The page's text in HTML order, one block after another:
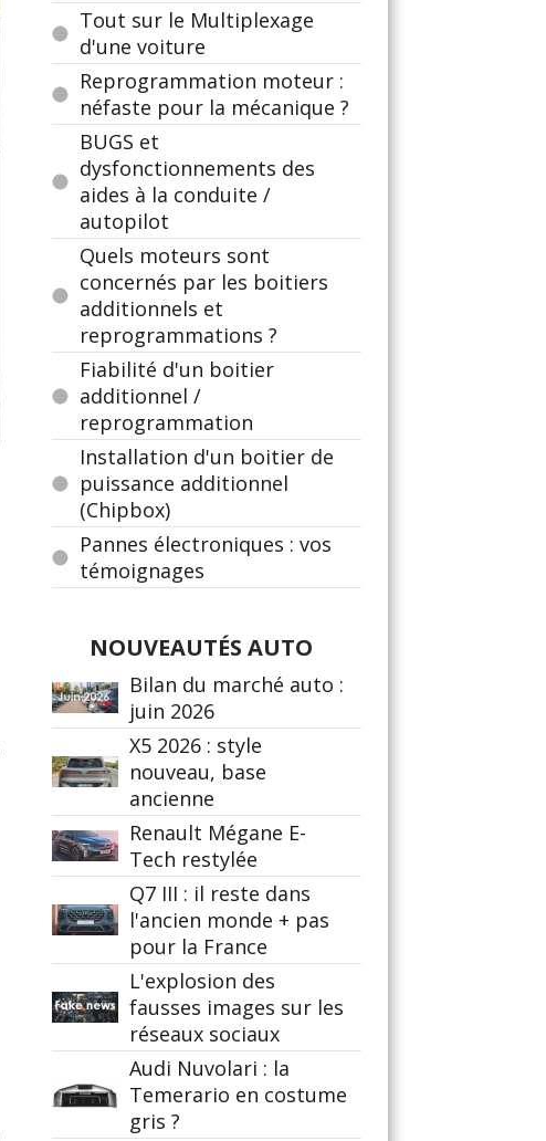
Tout sur le Multiplexage
d'une voiture
Reprogrammation moteur :
néfaste pour la mécanique ?
BUGS et
dysfonctionnements des
aides à la conduite /
autopilot
Quels moteurs sont
concernés par les boitiers
additionnels et
reprogrammations ?
Fiabilité d'un boitier
additionnel /
reprogrammation
Installation d'un boitier de
puissance additionnel
(Chipbox)
Pannes électroniques : vos
témoignages
NOUVEAUTÉS AUTO
Bilan du marché auto :
juin 2026
X5 2026 : style
nouveau, base
ancienne
Renault Mégane E-
Tech restylée
Q7 III : il reste dans
l'ancien monde + pas
pour la France
L'explosion des
fausses images sur les
réseaux sociaux
Audi Nuvolari : la
Temerario en costume
gris ?